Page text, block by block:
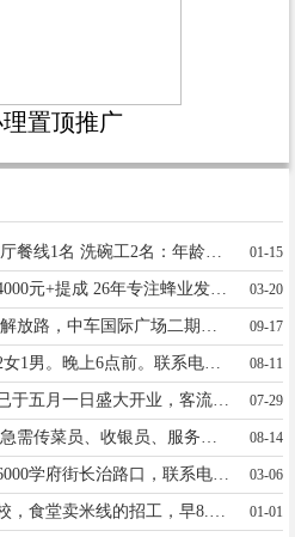
理置顶推广
高新置业食堂招聘： 前厅餐线1名 洗碗工2名：年龄50岁左右要求干活利索点的，有经验者优先，月休4天，工资面谈。 宿舍离得近，五分钟路程， 能洗澡。 认真做事的来，鸽子勿扰，姬经理14735379500 地址：产业路高新置业二楼 01-15
招渠道管理10名，底薪4000元+提成 26年专注蜂业发展，运营模式和公司管理成熟 因业务扩张，太原分公司扬帆起航，现广纳贤才！ 公司缴纳社保医保，工作稳定有保障 诚邀怀揣梦想、志同道合的有识之士，与我们一同深耕蜂业，共筑甜蜜事业！ 期待你的加入 联系人：魏先生 19871534441（微信同步） 03-20
09-17
找日结兼职柳巷附近。2女1男。晚上6点前。联系电话16634250209 08-11
太原海旺黄酱面馆二部已于五月一日盛大开业，客流爆满，一部玉河街店，二部南内环店现重金诚聘以下岗位： 好头锅师傅3名（待遇7000--10000） 拉油沸水2名（待遇7000） 切配3名（待遇5000--6000） 面案和面男工5名（待遇4000--6000） 服务员5名（待遇3800--4500） 前台凉菜工（待遇4000--4500） 传菜员5名，待遇3800洗碗工，待遇4000 年龄 要求18～50岁（超过勿扰），只要有能力，工资任你要 地址：太原市万柏林区玉河街（一部） 太原市南内环西街润景园著（二部） 联系电话，13327465628，三个月后，考核转正后，另给正式员工交纳五险。 07-29
08-14
招聘配菜两名，5500到6000学府街长治路口，联系电话13623462624 03-06
01-01